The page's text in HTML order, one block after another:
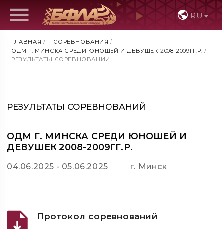
RU
ГЛАВНАЯ / СОРЕВНОВАНИЯ /
ОДМ Г. МИНСКА СРЕДИ ЮНОШЕЙ И ДЕВУШЕК 2008-2009ГГ.Р. /
РЕЗУЛЬТАТЫ СОРЕВНОВАНИЙ
РЕЗУЛЬТАТЫ СОРЕВНОВАНИЙ
ОДМ Г. МИНСКА СРЕДИ ЮНОШЕЙ И
ДЕВУШЕК 2008-2009ГГ.Р.
04.06.2025 - 05.06.2025 г. Минск
Протокол соревнований